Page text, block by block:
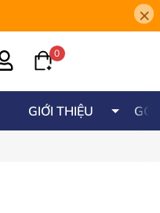
×
0
GIỚI THIỆU